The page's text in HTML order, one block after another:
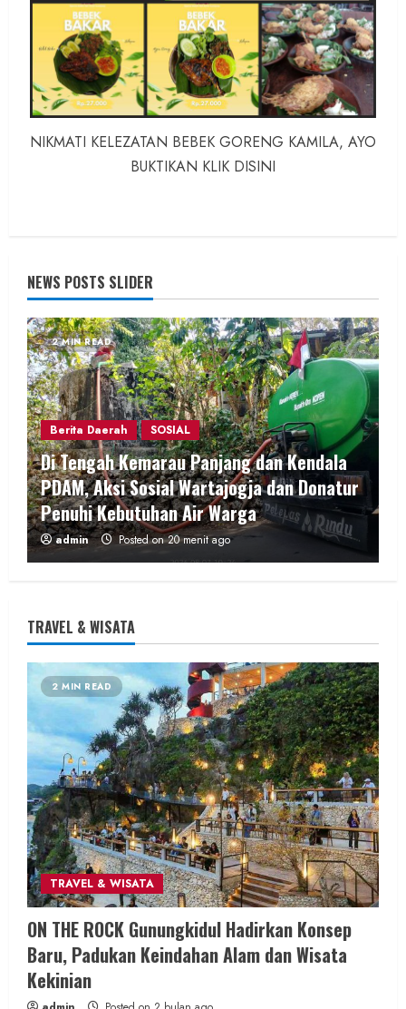
NIKMATI KELEZATAN BEBEK GORENG KAMILA, AYO
BUKTIKAN KLIK DISINI
NEWS POSTS SLIDER
2 MIN READ
Berita Daerah SOSIAL
Di Tengah Kemarau Panjang dan Kendala
PDAM, Aksi Sosial Wartajogja dan Donatur
Penuhi Kebutuhan Air Warga
admin Posted on 20 menit ago
Berita Daerah Kesehatan
ASI Lancar, Ibu Tenang: RSUD Wonosari dan
Puskesmas Wonosari II Sediakan
Pendampingan Lengkap
admin Posted on 52 menit ago
2 MIN READ
Berita Daerah Berita Peristiwa
Warga Bangunharjo Amankan Pria
Penyembunyi Sabu di Kemasan Kopi
TRAVEL & WISATA
2 MIN READ
TRAVEL & WISATA
ON THE ROCK Gunungkidul Hadirkan Konsep
Baru, Padukan Keindahan Alam dan Wisata
Kekinian